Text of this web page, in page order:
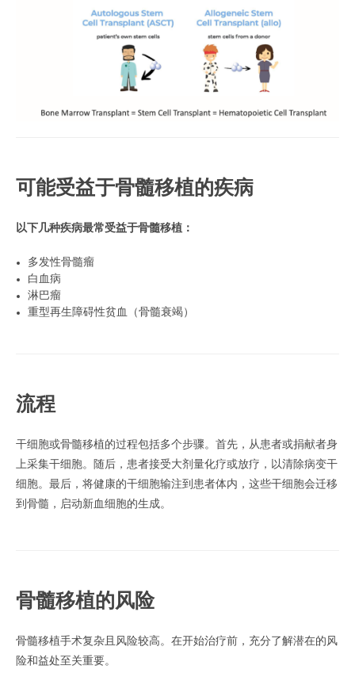
可能受益于骨髓移植的疾病
以下几种疾病最常受益于骨髓移植：
多发性骨髓瘤
白血病
淋巴瘤
重型再生障碍性贫血（骨髓衰竭）
流程
干细胞或骨髓移植的过程包括多个步骤。首先，从患者或捐献者身
上采集干细胞。随后，患者接受大剂量化疗或放疗，以清除病变干
细胞。最后，将健康的干细胞输注到患者体内，这些干细胞会迁移
到骨髓，启动新血细胞的生成。
骨髓移植的风险
骨髓移植手术复杂且风险较高。在开始治疗前，充分了解潜在的风
险和益处至关重要。